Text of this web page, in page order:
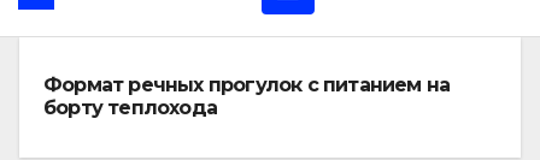
Формат речных прогулок с питанием на
борту теплохода